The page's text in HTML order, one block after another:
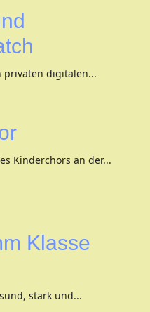
privaten digitalen...
Kinderchors an der...
Klasse
stark und...